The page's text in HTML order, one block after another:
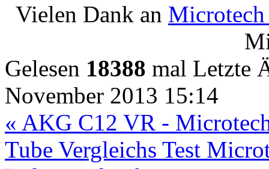
Vielen Dank an
Gelesen 18388 mal Letzte
November 2013 15:14
« AKG C12 VR -
Tube Vergleichs Test